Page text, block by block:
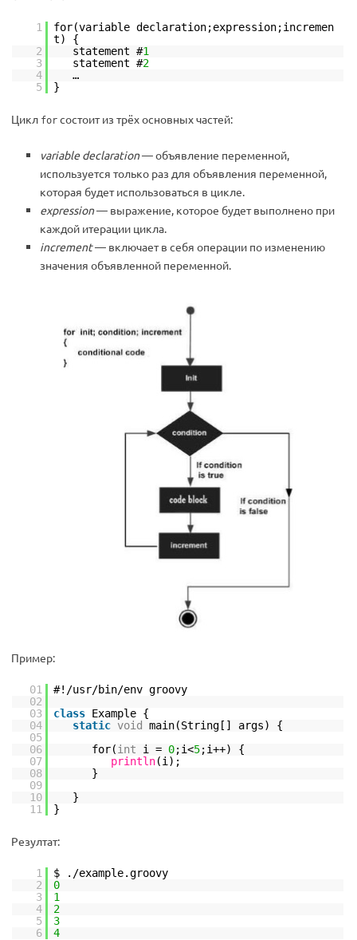
1
for(variable declaration;expression;incremen
t) {
2
statement #1
3
statement #2
4
…
5
}
Цикл for состоит из трёх основных частей:
variable declaration— объявление переменной,
используется только раз для объявления переменной,
которая будет использоваться в цикле.
expression— выражение, которое будет выполнено при
каждой итерации цикла.
increment— включает в себя операции по изменению
значения объявленной переменной.
Пример:
01
#!/usr/bin/env groovy
02
03
class Example {
04
static void
main(String[] args) {
05
06
for(int i = 0;i<5;i++) {
07
println(i);
08
}
09
10
}
11
}
Резултат:
1
$ ./example.groovy
2
0
3
1
4
2
5
3
6
4